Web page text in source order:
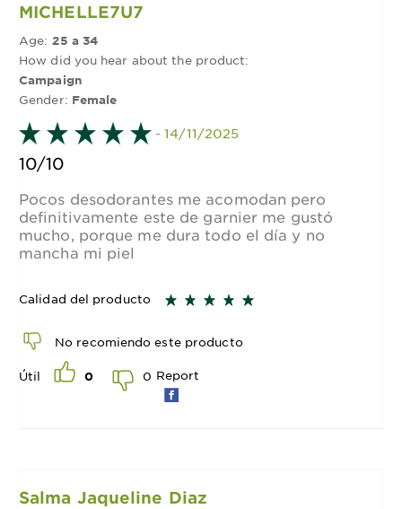
MICHELLE7U7
Age: 25 a 34
How did you hear about the product:
Campaign
Gender: Female
- 14/11/2025
10/10
Pocos desodorantes me acomodan pero
definitivamente este de garnier me gustó
mucho, porque me dura todo el día y no
mancha mi piel
Calidad del producto
No recomiendo este producto
Útil 0 0 Report
Salma Jaqueline Diaz